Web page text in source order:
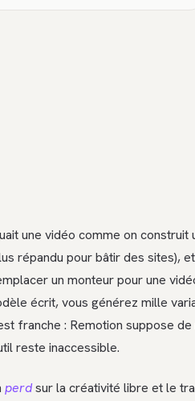
une vidéo comme on construit
répandu pour bâtir des sites),
un monteur pour une
écrit, vous générez mille
franche : Remotion suppose de
reste inaccessible.
perdsur la créativité libre et le